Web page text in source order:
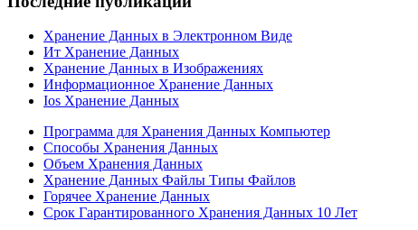
Хранение Данных в Электронном Виде
Ит Хранение Данных
Хранение Данных в Изображениях
Информационное Хранение Данных
Ios Хранение Данных
Программа для Хранения Данных Компьютер
Способы Хранения Данных
Объем Хранения Данных
Хранение Данных Файлы Типы Файлов
Горячее Хранение Данных
Срок Гарантированного Хранения Данных 10 Лет